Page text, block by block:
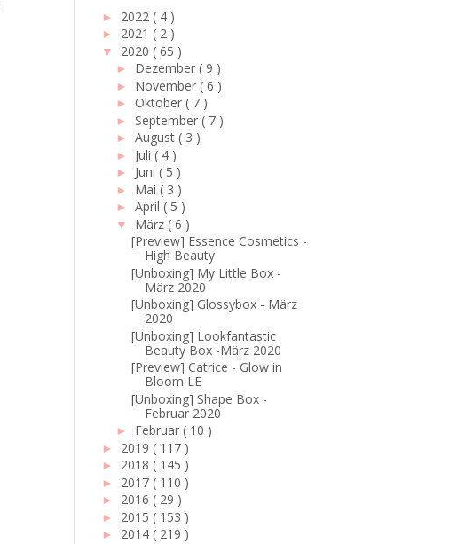
► 2022 ( 4 )
► 2021 ( 2 )
▼ 2020 ( 65 )
► Dezember( 9 )
► November( 6 )
►Oktober( 7 )
► September( 7 )
►August( 3 )
► Juli( 4 )
► Juni( 5 )
► Mai( 3 )
►April( 5 )
▼ März( 6 )
[Preview] Essence Cosmetics -
High Beauty
[Unboxing] My Little Box -
März 2020
[Unboxing] Glossybox - März
2020
[Unboxing] Lookfantastic
Beauty Box -März 2020
[Preview] Catrice - Glow in
Bloom LE
[Unboxing] Shape Box -
Februar 2020
► Februar( 10 )
► 2019 ( 117 )
► 2018 ( 145 )
► 2017 ( 110 )
► 2016 ( 29 )
► 2015 ( 153 )
► 2014 ( 219 )